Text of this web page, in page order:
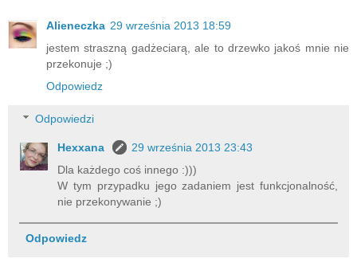
Alieneczka 29 września 2013 18:59
jestem straszną gadżeciarą, ale to drzewko jakoś mnie nie
przekonuje ;)
Odpowiedz
Odpowiedzi
Hexxana
29 września 2013 23:43
Dla każdego coś innego :)))
W tym przypadku jego zadaniem jest funkcjonalność,
nie przekonywanie ;)
Odpowiedz